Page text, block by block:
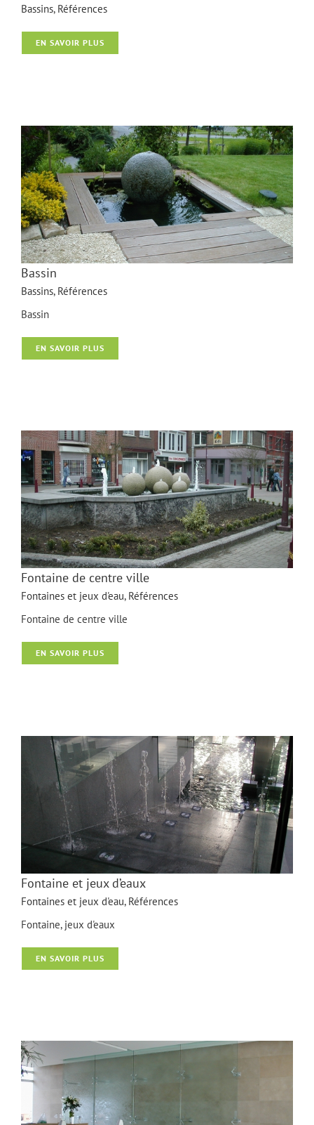
Bassins, Références
EN SAVOIR PLUS
Bassin
Bassins, Références
Bassin
EN SAVOIR PLUS
Fontaine de centre ville
Fontaine de centre ville
Fontaines et jeux d'eau, Références
Fontaine de centre ville
EN SAVOIR PLUS
Fontaine et jeux d’eaux
Fontaine et jeux d’eaux
Fontaines et jeux d'eau, Références
Fontaine, jeux d'eaux
EN SAVOIR PLUS